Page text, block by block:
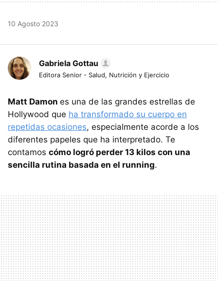
10 Agosto 2023
Gabriela Gottau
Editora Senior - Salud, Nutrición y Ejercicio
Matt Damon es una de las grandes estrellas de
Hollywood que ha transformado su cuerpo en
repetidas ocasiones, especialmente acorde a los
diferentes papeles que ha interpretado. Te
contamos cómo logró perder 13 kilos con una
sencilla rutina basada en el running.